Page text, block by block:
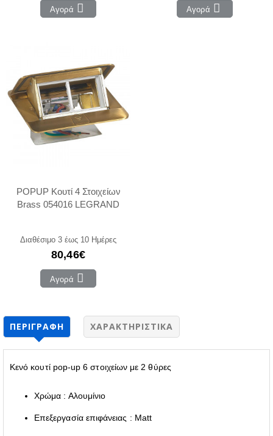
Αγορά Αγορά
POPUP Κουτί 4 Στοιχείων
Brass 054016 LEGRAND
Διαθέσιμο 3 έως 10 Ημέρες
80,46€
Αγορά
ΠΕΡΙΓΡΑΦΉ ΧΑΡΑΚΤΗΡΙΣΤΙΚΆ
Κενό κουτί pop-up 6 στοιχείων με 2 θύρες
Χρώμα : Αλουμίνιο
Επεξεργασία επιφάνειας : Matt